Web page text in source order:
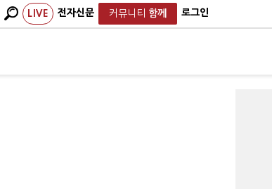
LIVE 전자신문 커뮤니티 함께 로그인